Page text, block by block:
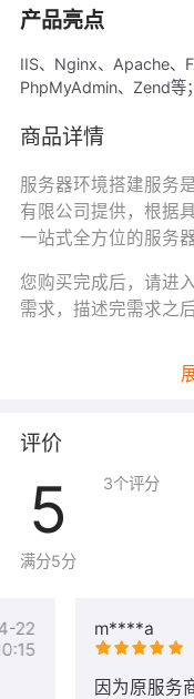
产品亮点
IIS、Nginx、Apache、
PhpMyAdmin、Zend等
商品详情
服务器环境搭建服务
有限公司提供，根据
一站式全方位的服务
您购买完成后，请进
需求，描述完需求之
评价
5
满分5分
3个评分
m****a
因为原服务
22